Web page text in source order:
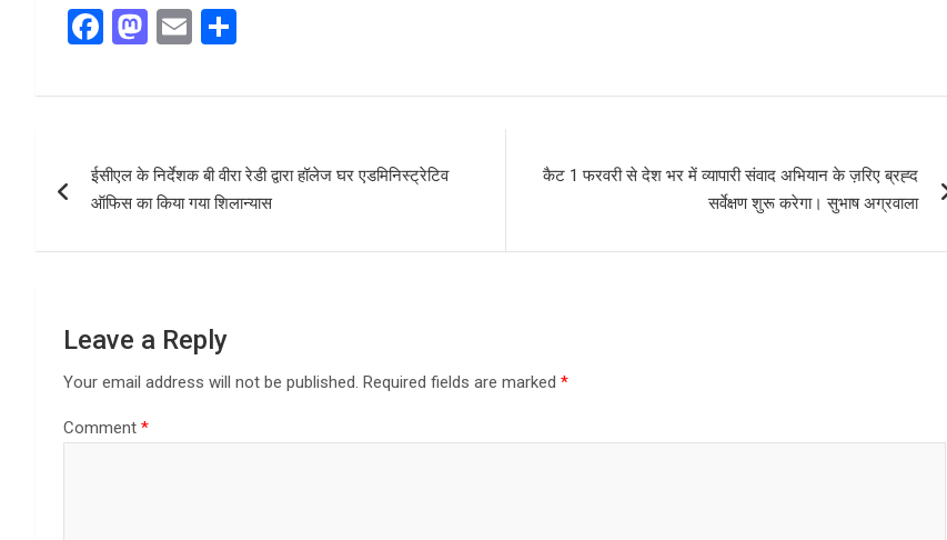
F
ce
o
o
k
M
st
d
o
n
E
ail ar
navigation
ईसीएल के निर्देशक बी वीरा रेडी द्वारा हॉलेज घर एडमिनिस्ट्रेटिव
ऑफिस का किया गया शिलान्यास
कैट 1 फरवरी से देश भर में व्यापारी संवाद अभियान के ज़रिए ब्रह्द
सर्वेक्षण शुरू करेगा। सुभाष अग्रवाला
Leave a Reply
Your email address will not be published. Required fields are marked *
Comment *